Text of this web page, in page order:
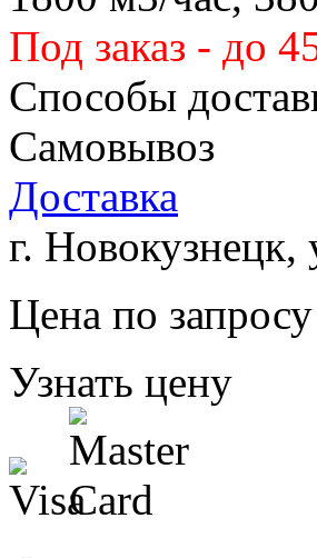
Под заказ - до
Способы
Самовывоз
Доставка
г. Новокузнецк,
Цена по запросу
Узнать цену